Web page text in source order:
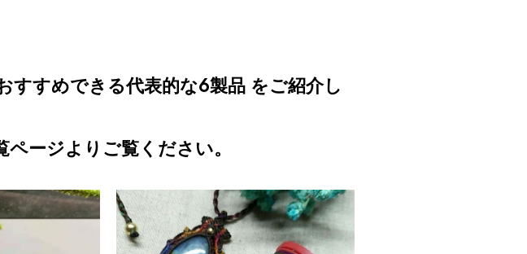
すすめできる代表的な6製品 をご紹介し
ージよりご覧ください。